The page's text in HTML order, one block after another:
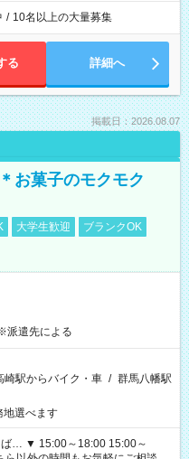
/ 10名以上の大量募集
る 詳細へ
掲載日：2026.08.07
お菓子のモクモク
大学生歓迎
ブランクOK
派遣先による
崎駅からバイク・車 / 群馬八幡駅
選べます